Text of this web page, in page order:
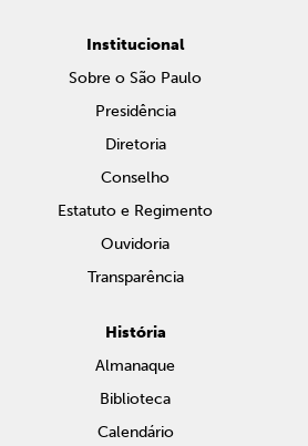
Institucional
Sobre o São Paulo
Presidência
Diretoria
Conselho
Estatuto e Regimento
Ouvidoria
Transparência
História
Almanaque
Biblioteca
Calendário